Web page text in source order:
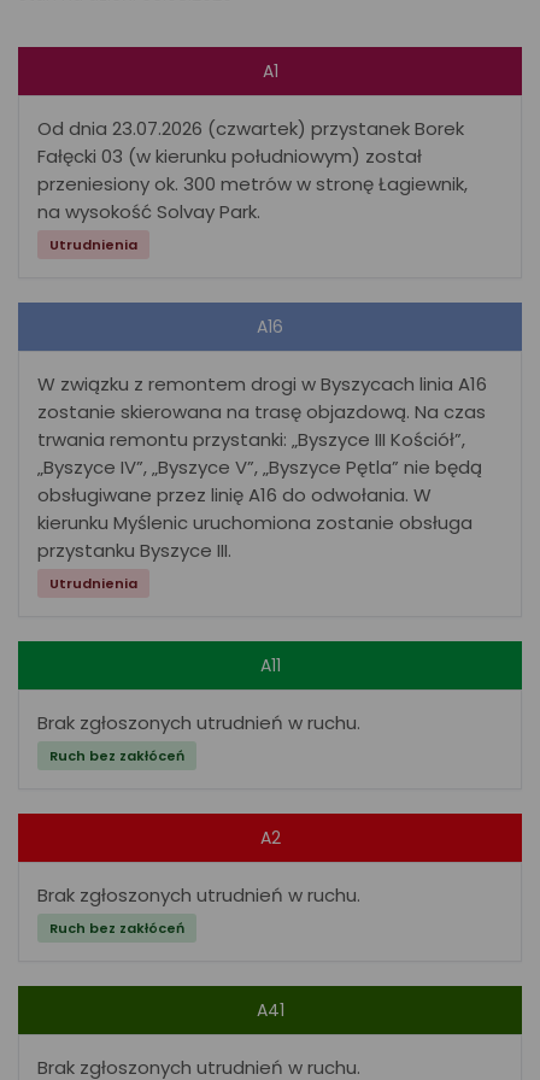
A1
Od dnia 23.07.2026 (czwartek) przystanek Borek
Fałęcki 03 (w kierunku południowym) został
przeniesiony ok. 300 metrów w stronę Łagiewnik,
na wysokość Solvay Park.
Utrudnienia
A16
W związku z remontem drogi w Byszycach linia A16
zostanie skierowana na trasę objazdową. Na czas
trwania remontu przystanki: „Byszyce III Kościół”,
„Byszyce IV”, „Byszyce V”, „Byszyce Pętla” nie będą
obsługiwane przez linię A16 do odwołania. W
kierunku Myślenic uruchomiona zostanie obsługa
przystanku Byszyce III.
Utrudnienia
A11
Brak zgłoszonych utrudnień w ruchu.
Ruch bez zakłóceń
A2
Brak zgłoszonych utrudnień w ruchu.
Ruch bez zakłóceń
A41
Brak zgłoszonych utrudnień w ruchu.